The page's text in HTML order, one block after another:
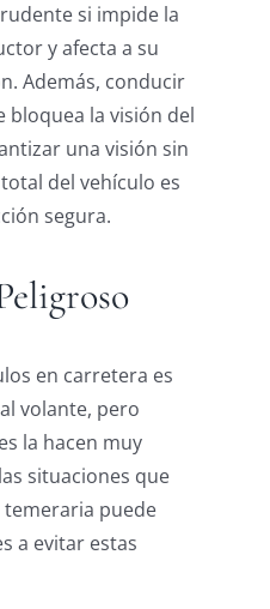
si impide la
y afecta a su
Además, conducir
bloquea la visión del
una visión sin
del vehículo es
segura.
en carretera es
volante, pero
la hacen muy
situaciones que
puede
a evitar estas